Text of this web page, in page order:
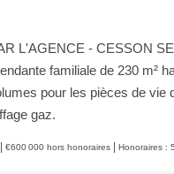
L'AGENCE - CESSON
familiale de 230 m²
pour les pièces de
gaz.
€600 000 hors honoraires Honoraires :